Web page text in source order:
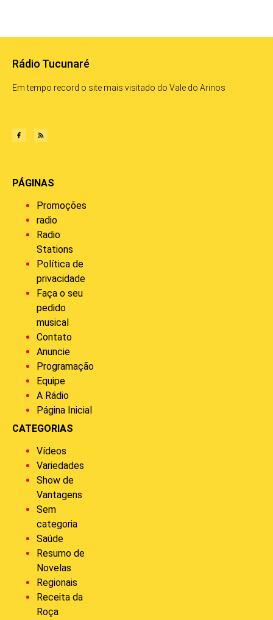
Rádio Tucunaré
Em tempo record o site mais visitado do Vale do Arinos
PÁGINAS
Promoções
radio
Radio
Stations
Política de
privacidade
Faça o seu
pedido
musical
Contato
Anuncie
Programação
Equipe
A Rádio
Página Inicial
CATEGORIAS
Vídeos
Variedades
Show de
Vantagens
Sem
categoria
Saúde
Resumo de
Novelas
Regionais
Receita da
Roça